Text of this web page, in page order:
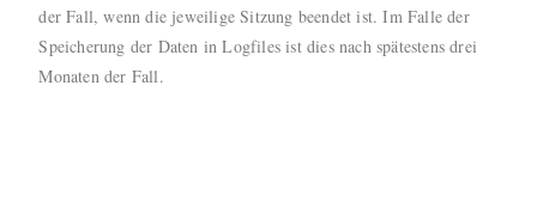
der Fall, wenn die jeweilige Sitzung beendet ist. Im Falle der
Speicherung der Daten in Logfiles ist dies nach spätestens drei
Monaten der Fall.